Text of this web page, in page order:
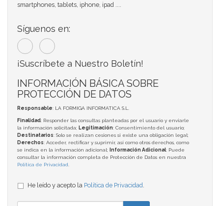
smartphones, tablets, iphone, ipad ....
Síguenos en:
¡Suscríbete a Nuestro Boletín!
INFORMACIÓN BÁSICA SOBRE
PROTECCIÓN DE DATOS
Responsable: LA FORMIGA INFORMATICA S.L.
Finalidad: Responder las consultas planteadas por el usuario y enviarle
la información solicitada; Legitimación: Consentimiento del usuario;
Destinatarios: Solo se realizan cesiones si existe una obligación legal;
Derechos: Acceder, rectificar y suprimir, así como otros derechos, como
se indica en la información adicional;
Información Adicional: Puede
consultar la información completa de Protección de Datos en nuestra
Política de Privacidad
He leído y acepto la Política de Privacidad.